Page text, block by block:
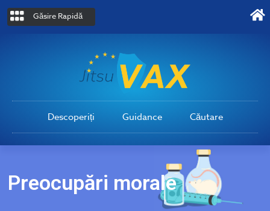
Găsire Rapidă
Descoperiți Guidance Căutare
Preocupări morale